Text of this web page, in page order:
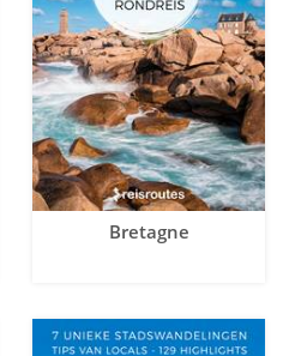
Bretagne